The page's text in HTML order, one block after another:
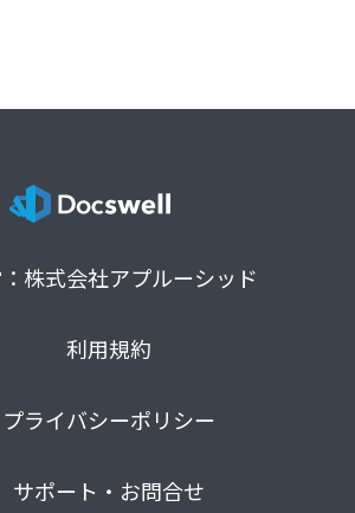
株式会社アプルーシッド
利用規約
プライバシーポリシー
サポート・お問合せ